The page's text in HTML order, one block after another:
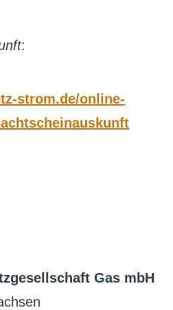
:
strom.de/online-
Gas mbH